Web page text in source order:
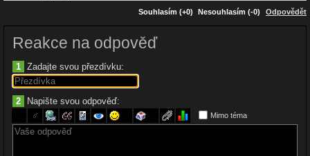
Souhlasím (+0) Nesouhlasím (-0) Odpovědět
Reakce na odpověď
1 Zadajte svou přezdívku:
2 Napište svou odpověď:
Mimo téma